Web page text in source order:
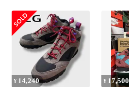
¥ 14,240 ¥ 17,500